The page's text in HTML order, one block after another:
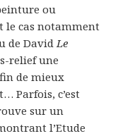
ou
le cas notamment
de David Le
relief une
de mieux
Parfois, c’est
sur un
l’Etude